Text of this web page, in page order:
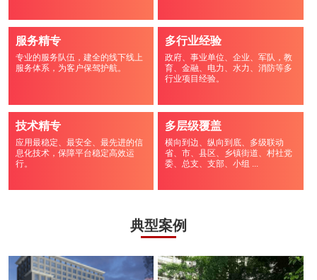
服务精专
专业的服务队伍，建全的线下线上
服务体系，为客户保驾护航。
多行业经验
政府、事业单位、企业、军队，教
育、金融、电力、水力、消防等多
行业项目经验。
技术精专
应用最稳定、最安全、最先进的信
息化技术，保障平台稳定高效运
行。
多层级覆盖
横向到边、纵向到底、多级联动
省、市、县区、乡镇街道、村社党
委、总支、支部、小组 ...
典型案例